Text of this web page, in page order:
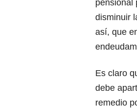
pensional
disminuir
así, que
Es claro
debe
remedio